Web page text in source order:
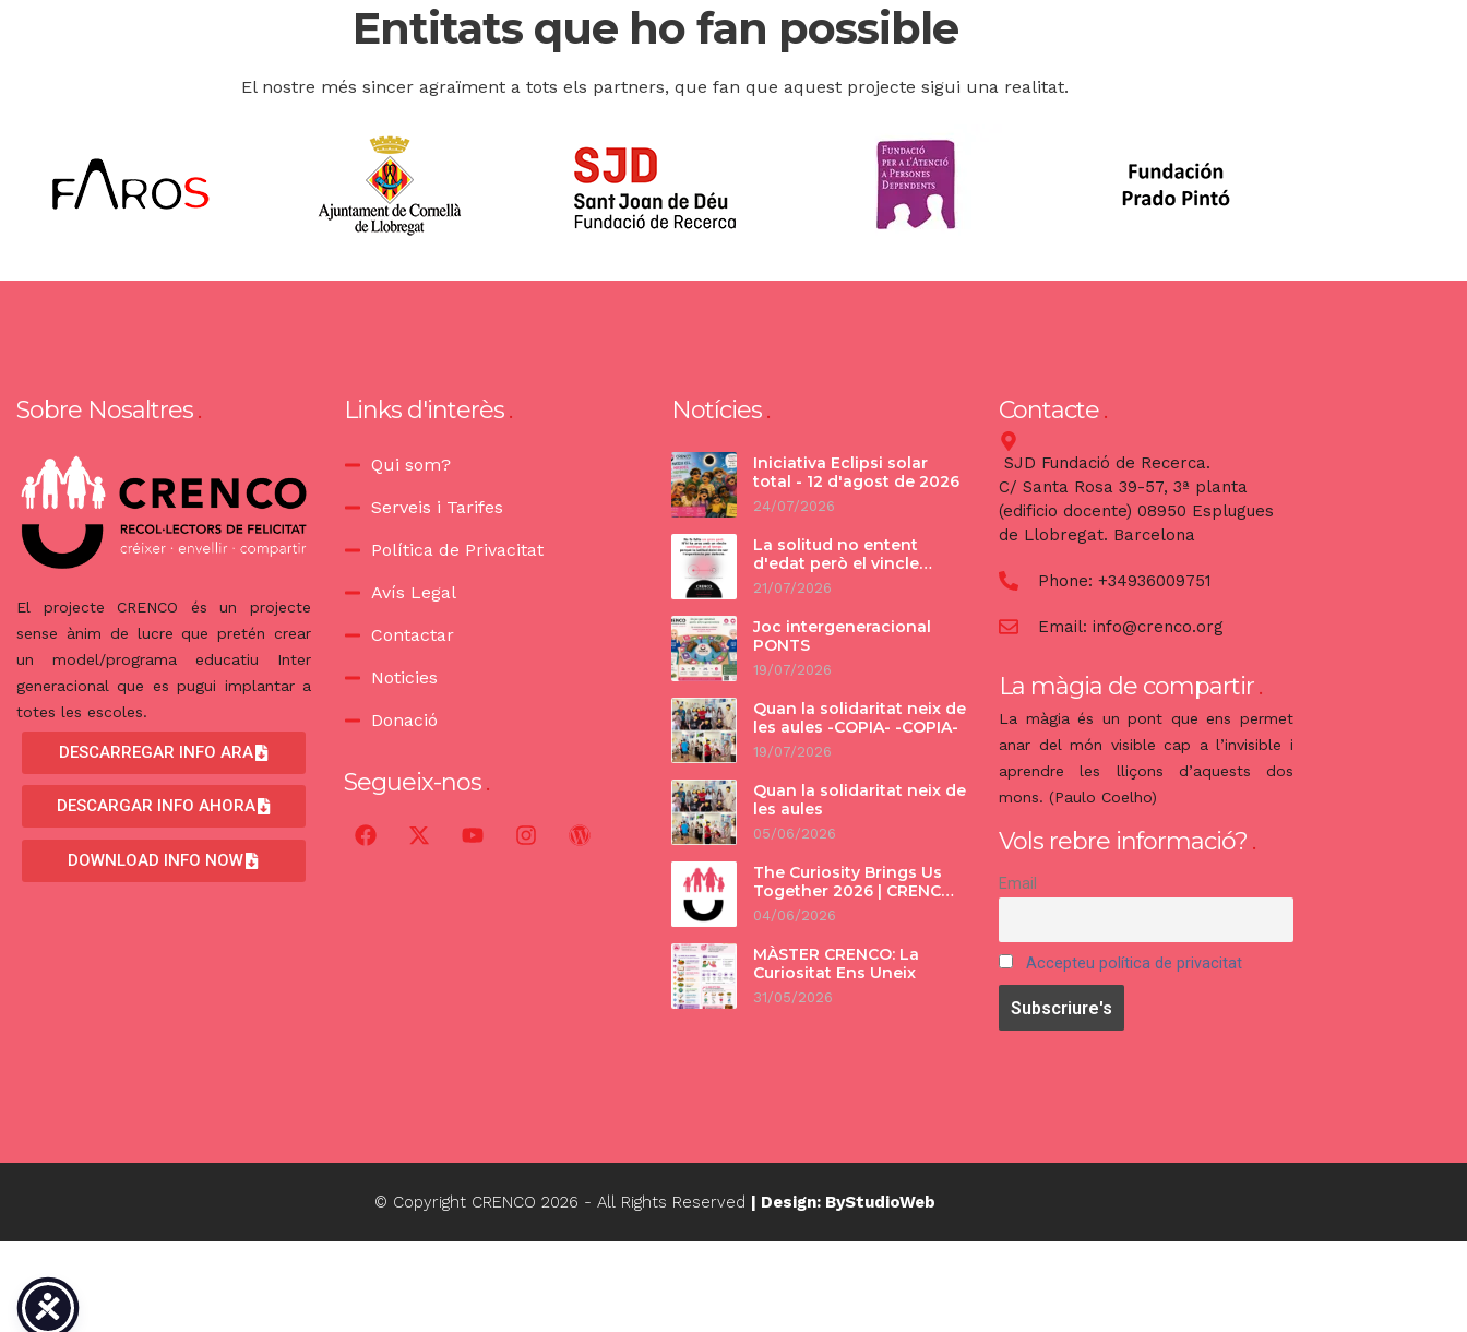
Entitats que ho fan possible
El nostre més sincer agraïment a tots els partners, que fan que aquest projecte sigui una realitat.
Sobre Nosaltres
El projecte CRENCO és un projecte
sense ànim de lucre que pretén crear
un model/programa educatiu Inter
generacional que es pugui implantar a
totes les escoles.
DESCARREGAR INFO ARA
DESCARGAR INFO AHORA
DOWNLOAD INFO NOW
Links d'interès
Qui som?
Serveis i Tarifes
Política de Privacitat
Avís Legal
Contactar
Noticies
Donació
Segueix-nos
Notícies
Iniciativa Eclipsi solar
total - 12 d'agost de 2026
24/07/2026
La solitud no entent
d'edat però el vincle
tampoc.
21/07/2026
Joc intergeneracional
PONTS
19/07/2026
Quan la solidaritat neix de
les aules -COPIA- -COPIA-
19/07/2026
Quan la solidaritat neix de
les aules
05/06/2026
The Curiosity Brings Us
Together 2026 | CRENCO
Intergenerational
Program
04/06/2026
MÀSTER CRENCO: La
Curiositat Ens Uneix
31/05/2026
Contacte
SJD Fundació de Recerca.
C/ Santa Rosa 39-57, 3ª planta
(edificio docente) 08950 Esplugues
de Llobregat. Barcelona
Phone: +34936009751
Email: info@crenco.org
La màgia de compartir
La màgia és un pont que ens permet
anar del món visible cap a l’invisible i
aprendre les lliçons d’aquests dos
mons. (Paulo Coelho)
Vols rebre informació?
Email
Accepteu política de privacitat
© Copyright CRENCO 2026 - All Rights Reserved | Design: ByStudioWeb